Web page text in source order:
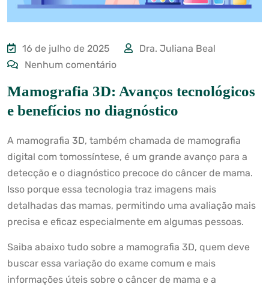
16 de julho de 2025
Dra. Juliana Beal
Nenhum comentário
Mamografia 3D: Avanços tecnológicos
e benefícios no diagnóstico
A mamografia 3D, também chamada de mamografia
digital com tomossíntese, é um grande avanço para a
detecção e o diagnóstico precoce do câncer de mama.
Isso porque essa tecnologia traz imagens mais
detalhadas das mamas, permitindo uma avaliação mais
precisa e eficaz especialmente em algumas pessoas.
Saiba abaixo tudo sobre a mamografia 3D, quem deve
buscar essa variação do exame comum e mais
informações úteis sobre o câncer de mama e a